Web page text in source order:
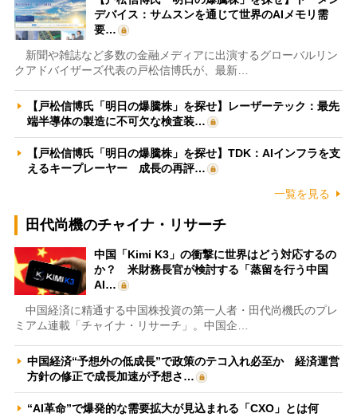
デバイス：サムスンを通じて世界のAIメモリ需
要…
新聞や雑誌など多数の金融メディアに出演するグローバルリン
クアドバイザーズ代表の戸松信博氏が、最新…
【戸松信博氏「明日の爆騰株」を探せ】レーザーテック：最先
端半導体の製造に不可欠な検査装…
【戸松信博氏「明日の爆騰株」を探せ】TDK：AIインフラを支
えるキープレーヤー 成長の再評…
一覧を見る
田代尚機のチャイナ・リサーチ
中国「Kimi K3」の衝撃に世界はどう対応するの
か？ 米財務長官が検討する「蒸留を行う中国
AI…
中国経済に精通する中国株投資の第一人者・田代尚機氏のプレ
ミアム連載「チャイナ・リサーチ」。中国企…
中国経済“予想外の低成長”で政策のテコ入れ必至か 経済運営
方針の修正で成長加速が予想さ…
“AI革命”で爆発的な需要拡大が見込まれる「CXO」とは何